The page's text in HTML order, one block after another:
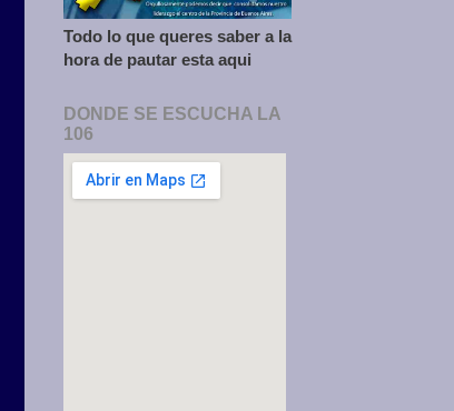
Todo lo que queres saber a la
hora de pautar esta aqui
DONDE SE ESCUCHA LA
106